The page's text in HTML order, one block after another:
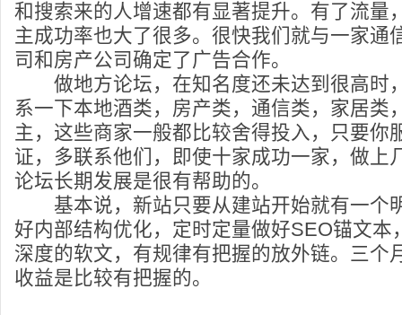
和搜索来的人增速都有显著提升。有了流量
主成功率也大了很多。很快我们就与一家通
司和房产公司确定了广告合作。
做地方论坛，在知名度还未达到很高时
系一下本地酒类，房产类，通信类，家居类
主，这些商家一般都比较舍得投入，只要你
证，多联系他们，即使十家成功一家，做上
论坛长期发展是很有帮助的。
基本说，新站只要从建站开始就有一个
好内部结构优化，定时定量做好SEO锚文本
深度的软文，有规律有把握的放外链。三个
收益是比较有把握的。